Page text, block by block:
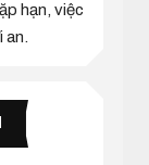
hạn, việc